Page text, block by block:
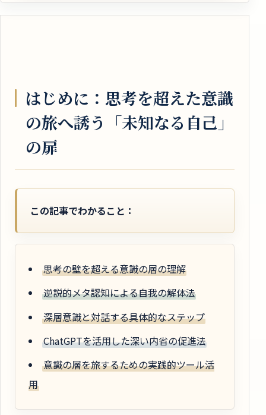
はじめに：思考を超えた意識
の旅へ誘う「未知なる自己」
の扉
この記事でわかること：
思考の壁を超える意識の層の理解
逆説的メタ認知による自我の解体法
深層意識と対話する具体的なステップ
ChatGPTを活用した深い内省の促進法
意識の層を旅するための実践的ツール活
用